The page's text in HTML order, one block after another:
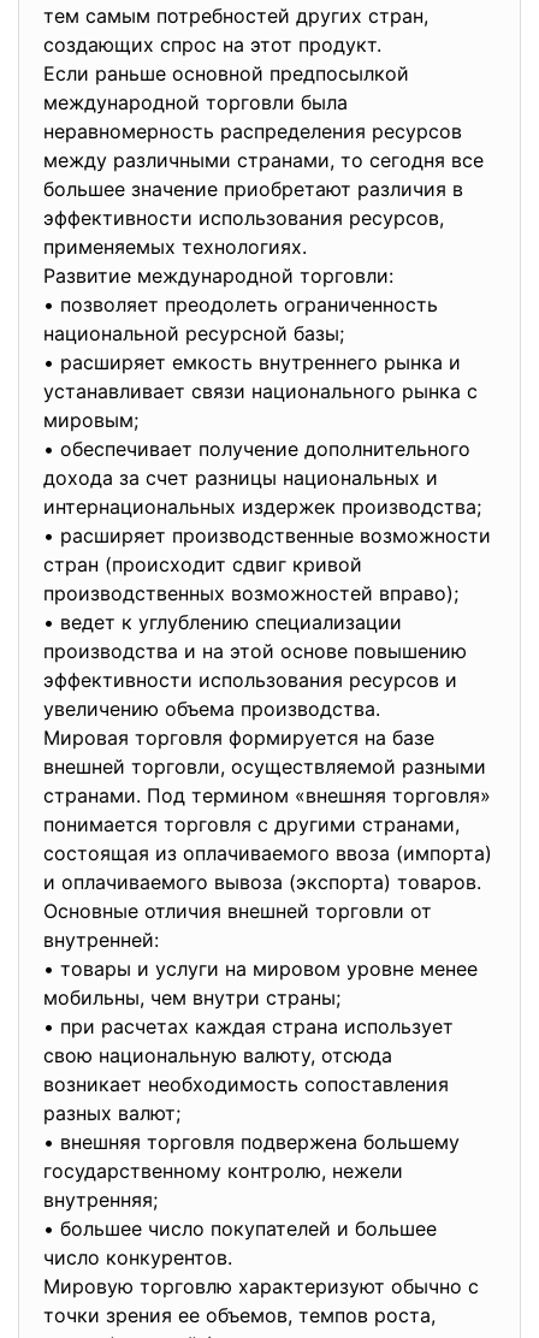
тем самым потребностей других стран,
создающих спрос на этот продукт.
Если раньше основной предпосылкой
международной торговли была
неравномерность распределения ресурсов
между различными странами, то сегодня все
большее значение приобретают различия в
эффективности использования ресурсов,
применяемых технологиях.
Развитие международной торговли:
• позволяет преодолеть ограниченность
национальной ресурсной базы;
• расширяет емкость внутреннего рынка и
устанавливает связи национального рынка с
мировым;
• обеспечивает получение дополнительного
дохода за счет разницы национальных и
интернациональных издержек производства;
• расширяет производственные возможности
стран (происходит сдвиг кривой
производственных возможностей вправо);
• ведет к углублению специализации
производства и на этой основе повышению
эффективности использования ресурсов и
увеличению объема производства.
Мировая торговля формируется на базе
внешней торговли, осуществляемой разными
странами. Под термином «внешняя торговля»
понимается торговля с другими странами,
состоящая из оплачиваемого ввоза (импорта)
и оплачиваемого вывоза (экспорта) товаров.
Основные отличия внешней торговли от
внутренней:
• товары и услуги на мировом уровне менее
мобильны, чем внутри страны;
• при расчетах каждая страна использует
свою национальную валюту, отсюда
возникает необходимость сопоставления
разных валют;
• внешняя торговля подвержена большему
государственному контролю, нежели
внутренняя;
• большее число покупателей и большее
число конкурентов.
Мировую торговлю характеризуют обычно с
точки зрения ее объемов, темпов роста,